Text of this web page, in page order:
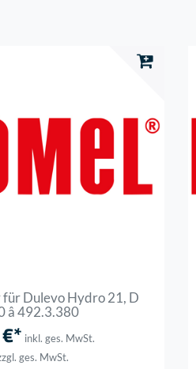
für Dulevo Hydro 21, D
â 492.3.380
inkl. ges. MwSt.
ges. MwSt.